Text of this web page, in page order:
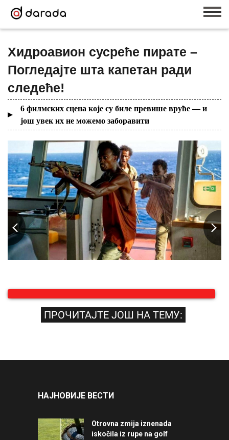
Хидроавион сусреће пирате –
Погледајте шта капетан ради
следеће!
6 филмских сцена које су биле превише вруће — и
још увек их не можемо заборавити
ПРОЧИТАЈТЕ ЈОШ НА ТЕМУ:
НАЈНОВИЈЕ ВЕСТИ
Otrovna zmija iznenada
iskočila iz rupe na golf